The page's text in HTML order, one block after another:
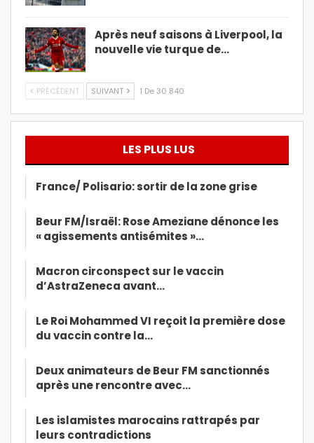
Après neuf saisons à Liverpool, la
nouvelle vie turque de…
PRÉCÉDENT SUIVANT 1 De 30 840
LES PLUS LUS
France/ Polisario: sortir de la zone grise
Beur FM/Israël: Rose Ameziane dénonce les
« agissements antisémites »…
Macron circonspect sur le vaccin
d’AstraZeneca avant…
Le Roi Mohammed VI reçoit la première dose
du vaccin contre la…
Deux animateurs de Beur FM sanctionnés
après une rencontre avec…
Les islamistes marocains rattrapés par
leurs contradictions